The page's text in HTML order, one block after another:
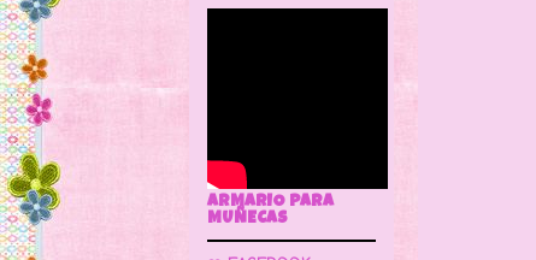
ARMARIO PARA
MUÑECAS